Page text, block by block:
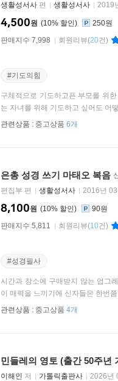
생활성서사 편 생활성서사 2019
10%
4,500원
250원
판매지수 7,998
회원리뷰(20건)
#기도의힘
구체적으로 기도하고픈 부모를 위
는 자녀를 위해 기도하고 싶어도 어
관련상품 : 중고상품 6개
은총 성경 쓰기 마태오 복음
편집부 편
생활성서사 2016년 03
10%
8,100원
90원
판매지수 5,811
회원리뷰(10건)
#성경필사
시간과 장소에 구애받지 않는 업그
이 매력을 느끼기에 신자들은 한번
관련상품 : 중고상품 4개
민들레의 영토 (출간 50주년
이해인 저 가톨릭출판사 2026년